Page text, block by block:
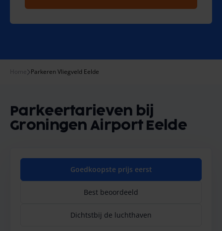
Home Parkeren Vliegveld Eelde
Parkeertarieven bij
Groningen Airport Eelde
Goedkoopste prijs eerst
Best beoordeeld
Dichtstbij de luchthaven